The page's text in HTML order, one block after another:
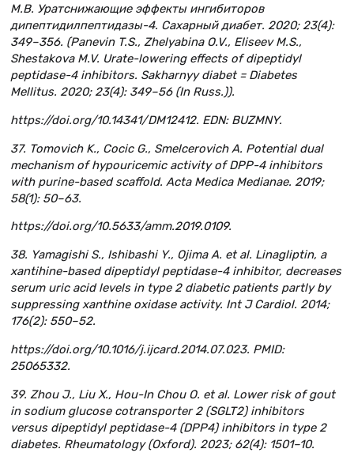
М.В. Уратснижающие эффекты ингибиторов
дипептидилпептидазы-4. Сахарный диабет. 2020; 23(4):
349–356. (Panevin T.S., Zhelyabina O.V., Eliseev M.S.,
Shestakova M.V. Urate-lowering effects of dipeptidyl
peptidase-4 inhibitors. Sakharnyy diabet = Diabetes
Mellitus. 2020; 23(4): 349–56 (In Russ.)).
https://doi.org/10.14341/DM12412. EDN: BUZMNY.
37. Tomovich K., Cocic G., Smelcerovich A. Potential dual
mechanism of hypouricemic activity of DPP-4 inhibitors
with purine-based scaffold. Acta Medica Medianae. 2019;
58(1): 50–63.
https://doi.org/10.5633/amm.2019.0109.
38. Yamagishi S., Ishibashi Y., Ojima A. et al. Linagliptin, a
xantihine-based dipeptidyl peptidase-4 inhibitor, decreases
serum uric acid levels in type 2 diabetic patients partly by
suppressing xanthine oxidase activity. Int J Cardiol. 2014;
176(2): 550–52.
https://doi.org/10.1016/j.ijcard.2014.07.023. PMID:
25065332.
39. Zhou J., Liu X., Hou-In Chou O. et al. Lower risk of gout
in sodium glucose cotransporter 2 (SGLT2) inhibitors
versus dipeptidyl peptidase-4 (DPP4) inhibitors in type 2
diabetes. Rheumatology (Oxford). 2023; 62(4): 1501–10.